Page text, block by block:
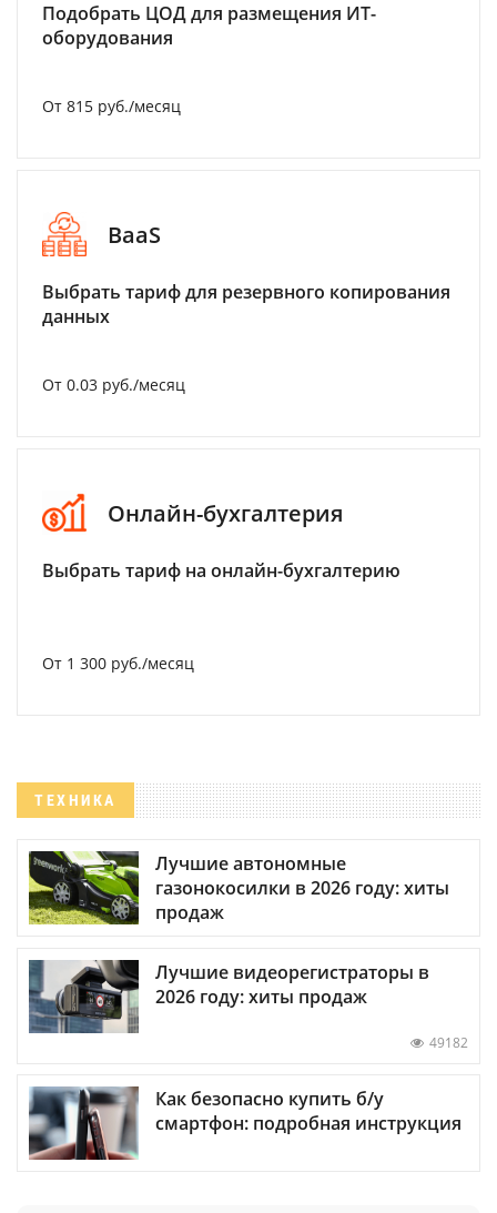
Подобрать ЦОД для размещения ИТ-
оборудования
От 815 руб./месяц
BaaS
Выбрать тариф для резервного копирования
данных
От 0.03 руб./месяц
Онлайн-бухгалтерия
Выбрать тариф на онлайн-бухгалтерию
От 1 300 руб./месяц
ТЕХНИКА
Лучшие автономные
газонокосилки в 2026 году: хиты
продаж
Лучшие видеорегистраторы в
2026 году: хиты продаж
49182
Как безопасно купить б/у
смартфон: подробная инструкция